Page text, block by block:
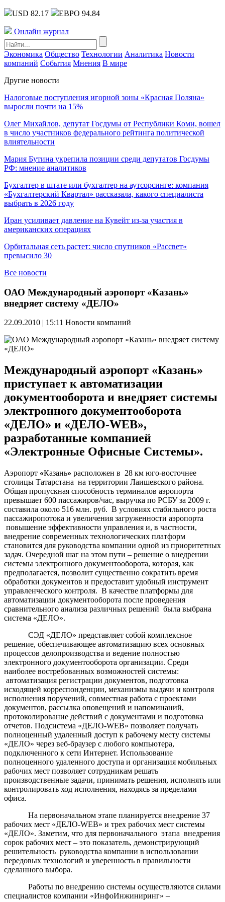
USD 82.17 ЕВРО 94.84
Онлайн журнал
Экономика Общество Технологии Аналитика Новости
компаний События Мнения В мире
Другие новости
Налоговые поступления игорной зоны «Красная Поляна»
выросли почти на 15%
Олег Михайлов, депутат Госдумы от Республики Коми, вошел
в число участников федерального рейтинга политической
влиятельности
Мария Бутина укрепила позиции среди депутатов Госдумы
РФ: мнение аналитиков
Бухгалтер в штате или бухгалтер на аутсорсинге: компания
«Бухгалтерский Квартал» рассказала, какого специалиста
выбрать в 2026 году
Иран усиливает давление на Кувейт из-за участия в
американских операциях
Орбитальная сеть растет: число спутников «Рассвет»
превысило 30
Все новости
ОАО Международный аэропорт «Казань»
внедряет систему «ДЕЛО»
22.09.2010 | 15:11 Новости компаний
Международный аэропорт «Казань»
приступает к автоматизации
документооборота и внедряет системы
электронного документооборота
«ДЕЛО» и «ДЕЛО-WEB»,
разработанные компанией
«Электронные Офисные Системы».
Аэропорт «Казань» расположен в 28 км юго-восточнее
столицы Татарстана на территории Лаишевского района.
Общая пропускная способность терминалов аэропорта
превышает 600 пассажиров/час, выручка по РСБУ за 2009 г.
составила около 516 млн. руб. В условиях стабильного роста
пассажиропотока и увеличения загруженности аэропорта
повышение эффективности управления и, в частности,
внедрение современных технологических платформ
становится для руководства компании одной из приоритетных
задач. Очередной шаг на этом пути – решение о внедрении
системы электронного документооборота, которая, как
предполагается, позволит существенно сократить время
обработки документов и предоставит удобный инструмент
управленческого контроля. В качестве платформы для
автоматизации документооборота после проведения
сравнительного анализа различных решений была выбрана
система «ДЕЛО».
СЭД «ДЕЛО» представляет собой комплексное
решение, обеспечивающее автоматизацию всех основных
процессов делопроизводства и ведение полностью
электронного документооборота организации. Среди
наиболее востребованных возможностей системы:
автоматизация регистрации документов, подготовка
исходящей корреспонденции, механизмы выдачи и контроля
исполнения поручений, совместная работа с проектами
документов, рассылка оповещений и напоминаний,
протоколирование действий с документами и подготовка
отчетов. Подсистема «ДЕЛО-WEB» позволяет получать
полноценный удаленный доступ к рабочему месту системы
«ДЕЛО» через веб-браузер с любого компьютера,
подключенного к сети Интернет. Использование
полноценного удаленного доступа и организация мобильных
рабочих мест позволяет сотрудникам решать
производственные задачи, принимать решения, исполнять или
контролировать ход исполнения, находясь за пределами
офиса.
На первоначальном этапе планируется внедрение 37
рабочих мест «ДЕЛО-WEB» и трех рабочих мест системы
«ДЕЛО». Заметим, что для первоначального этапа внедрения
сорок рабочих мест – это показатель, демонстрирующий
решительность руководства компании в использовании
передовых технологий и уверенность в правильности
сделанного выбора.
Работы по внедрению системы осуществляются силами
специалистов компании «ИнфоИнжиниринг» –